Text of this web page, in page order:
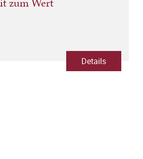
zum Wert
Details